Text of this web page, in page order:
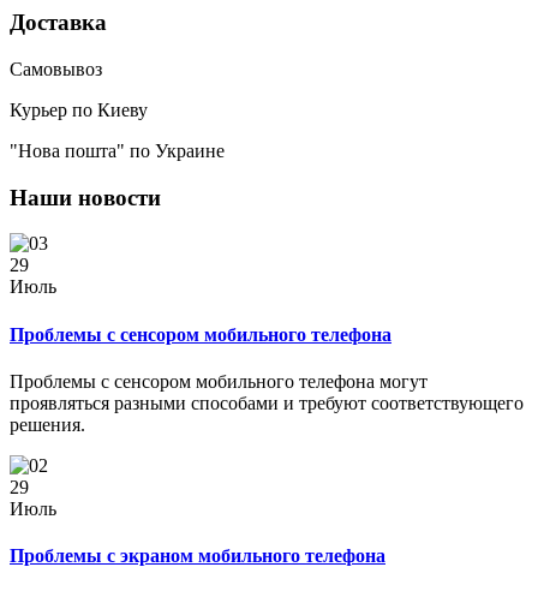
Доставка
Самовывоз
Курьер по Киеву
"Нова пошта" по Украине
Наши новости
29
Июль
Проблемы с сенсором мобильного телефона
Проблемы с сенсором мобильного телефона могут
проявляться разными способами и требуют соответствующего
решения.
29
Июль
Проблемы с экраном мобильного телефона